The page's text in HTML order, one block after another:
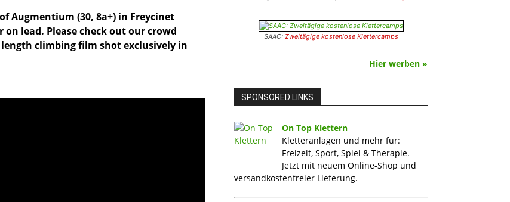
Augmentium (30, 8a+) in Freycinet
lead. Please check out our crowd
climbing film shot exclusively in
SAAC: Zweitägige kostenlose Klettercamps
Hier werben »
SPONSORED LINKS
On Top Klettern
Kletteranlagen und mehr für:
Freizeit, Sport, Spiel & Therapie.
Jetzt mit neuem Online-Shop und
versandkostenfreier Lieferung.